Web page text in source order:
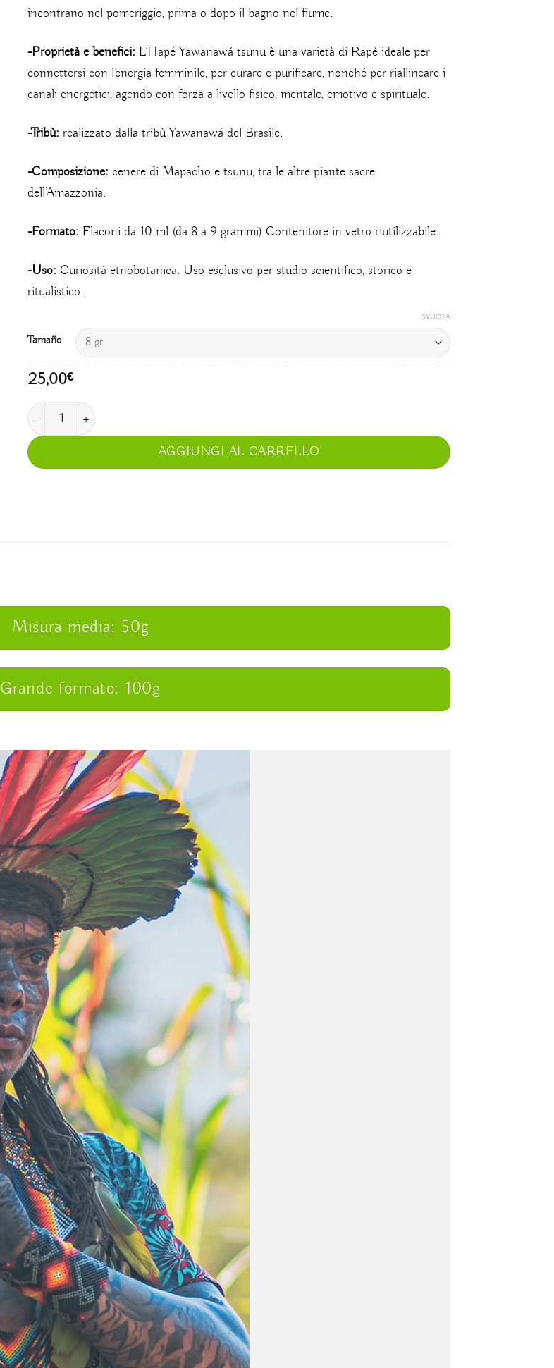
incontrano nel pomeriggio, prima o dopo il bagno nel fiume.
-Proprietà e benefici: L’Hapé Yawanawá tsunu è una varietà di Rapé ideale per
connettersi con l’energia femminile, per curare e purificare, nonché per riallineare i
canali energetici, agendo con forza a livello fisico, mentale, emotivo e spirituale.
-Tribù: realizzato dalla tribù Yawanawá del Brasile.
-Composizione: cenere di Mapacho e tsunu, tra le altre piante sacre
dell’Amazzonia.
-Formato: Flaconi da 10 ml (da 8 a 9 grammi) Contenitore in vetro riutilizzabile.
-Uso: Curiosità etnobotanica. Uso esclusivo per studio scientifico, storico e
ritualistico.
Tamaño
SVUOTA
25,00€
Tsunu quantità
AGGIUNGI AL CARRELLO
Misura media: 50g
Grande formato: 100g